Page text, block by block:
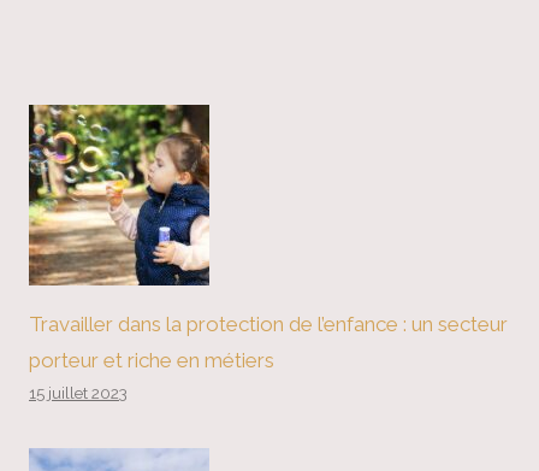
Travailler dans la protection de l’enfance : un secteur
porteur et riche en métiers
15 juillet 2023